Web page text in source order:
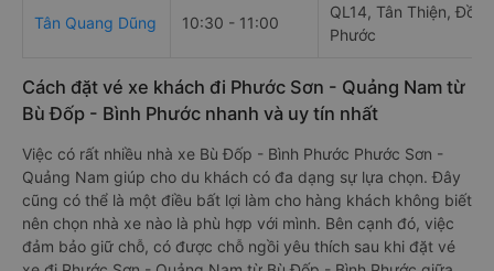
Tân Quang Dũng 10:30 - 11:00
QL14, Tân Thiện,
Phước
Cách đặt vé xe khách đi Phước Sơn - Quảng Nam từ
Bù Đốp - Bình Phước nhanh và uy tín nhất
Việc có rất nhiều nhà xe Bù Đốp - Bình Phước Phước Sơn -
Quảng Nam giúp cho du khách có đa dạng sự lựa chọn. Đây
cũng có thể là một điều bất lợi làm cho hàng khách không biết
nên chọn nhà xe nào là phù hợp với mình. Bên cạnh đó, việc
đảm bảo giữ chỗ, có được chỗ ngồi yêu thích sau khi đặt vé